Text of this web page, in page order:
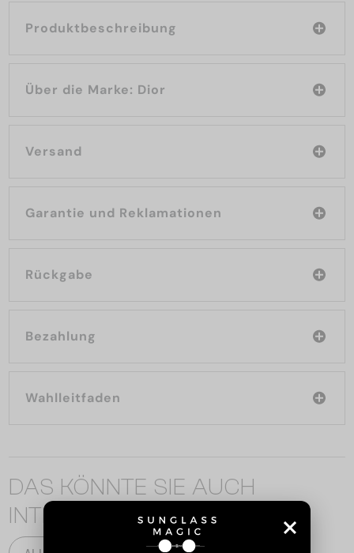
Produktbeschreibung
Über die Marke: Dior
Versand
Garantie und Reklamationen
Rückgabe
Bezahlung
Wahlleitfaden
DAS KÖNNTE SIE AUCH
INTERESSIEREN